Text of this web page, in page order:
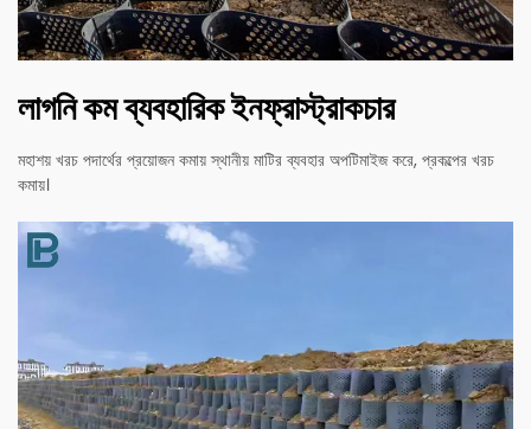
লাগনি কম ব্যবহারিক ইনফ্রাস্ট্রাকচার
মহাশয় খরচ পদার্থের প্রয়োজন কমায় স্থানীয় মাটির ব্যবহার অপটিমাইজ করে, প্রকল্পের খরচ
কমায়।